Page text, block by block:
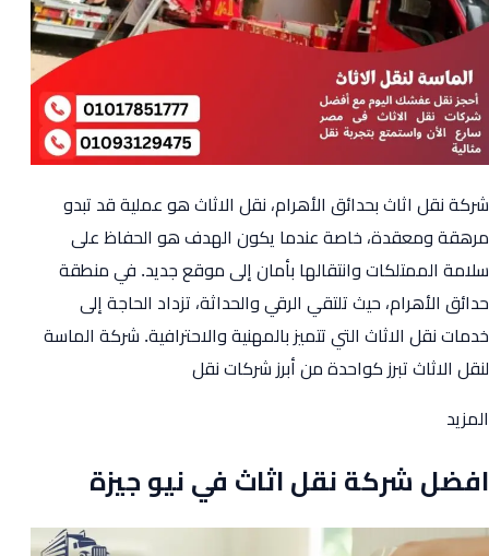
شركة نقل اثاث بحدائق الأهرام، نقل الاثاث هو عملية قد تبدو
مرهقة ومعقدة، خاصة عندما يكون الهدف هو الحفاظ على
سلامة الممتلكات وانتقالها بأمان إلى موقع جديد. في منطقة
حدائق الأهرام، حيث تلتقي الرقي والحداثة، تزداد الحاجة إلى
خدمات نقل الاثاث التي تتميز بالمهنية والاحترافية. شركة الماسة
لنقل الاثاث تبرز كواحدة من أبرز شركات نقل
المزيد
نقل
بحدائق
افضل شركة نقل اثاث في نيو جيزة